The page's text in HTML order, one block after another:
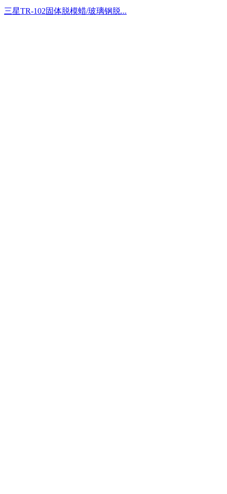
三星TR-102固体脱模蜡/玻璃钢脱...